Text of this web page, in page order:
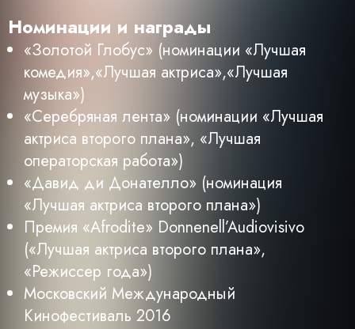
Номинации и награды
«Золотой Глобус» (номинации «Лучшая
комедия»,«Лучшая актриса»,«Лучшая
музыка»)
«Серебряная лента» (номинации «Лучшая
актриса второго плана», «Лучшая
операторская работа»)
«Давид ди Донателло» (номинация
«Лучшая актриса второго плана»)
Премия «Afrodite» Donnenell’Audiovisivo
(«Лучшая актриса второго плана»,
«Режиссер года»)
Московский Международный
Кинофестиваль 2016